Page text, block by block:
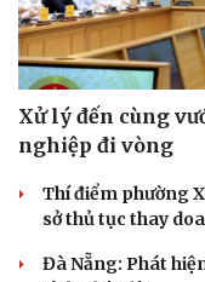
Xử lý đến cùng
nghiệp đi vòng
Thí điểm phường
sở thủ tục thay
Đà Nẵng: Phát